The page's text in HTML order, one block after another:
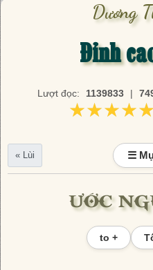
Dương
Đỉnh
Lượt đọc: 1139833 |
« Lùi ☰
ƯỚC
to +